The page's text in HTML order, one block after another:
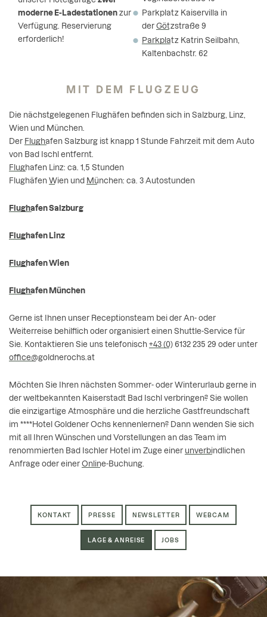
moderne E-Ladestationen zur
Verfügung. Reservierung
erforderlich!
Parkplatz Kaiservilla in
der Götzstraße9
Parkplatz Katrin Seilbahn,
Kaltenbachstr. 62
MIT DEM FLUGZEUG
Die nächstgelegenen Flughäfen befinden sich in Salzburg, Linz,
Wien und München.
Der Flughafen Salzburg ist knapp 1 Stunde Fahrzeit mit dem Auto
von Bad Ischl entfernt.
Flughafen Linz: ca. 1,5 Stunden
Flughäfen Wien und München: ca. 3 Autostunden
Flughafen Salzburg
Flughafen Linz
Flughafen Wien
Flughafen München
Gerne ist Ihnen unser Receptionsteam bei der An- oder
Weiterreise behilflich oder organisiert einen Shuttle-Service für
Sie. Kontaktieren Sie uns telefonisch +43 (0) 6132 235 29 oder unter
office@goldnerochs.at
Möchten Sie Ihren nächsten Sommer- oder Winterurlaub gerne in
der weltbekannten Kaiserstadt Bad Ischl verbringen? Sie wollen
die einzigartige Atmosphäre und die herzliche Gastfreundschaft
im ****Hotel Goldener Ochs kennenlernen? Dann wenden Sie sich
mit all Ihren Wünschen und Vorstellungen an das Team im
renommierten Bad Ischler Hotel im Zuge einer unverbindlichen
Anfrage oder einer Online-Buchung
KONTAKT PRESSE NEWSLETTER WEBCAM
LAGE & ANREISE JOBS